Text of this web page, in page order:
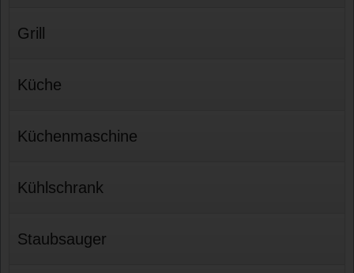
Grill
Küche
Küchenmaschine
Kühlschrank
Staubsauger